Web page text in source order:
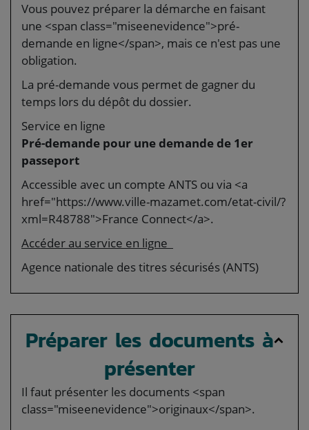
Vous pouvez préparer la démarche en faisant
une <span class="miseenevidence">pré-
demande en ligne</span>, mais ce n'est pas une
obligation.
La pré-demande vous permet de gagner du
temps lors du dépôt du dossier.
Service en ligne
Pré-demande pour une demande de 1er
passeport
Accessible avec un compte ANTS ou via <a
href="https://www.ville-mazamet.com/etat-civil/?
xml=R48788">France Connect</a>.
Accéder au service en ligne
Agence nationale des titres sécurisés (ANTS)
Préparer les documents à
présenter
Il faut présenter les documents <span
class="miseenevidence">originaux</span>.